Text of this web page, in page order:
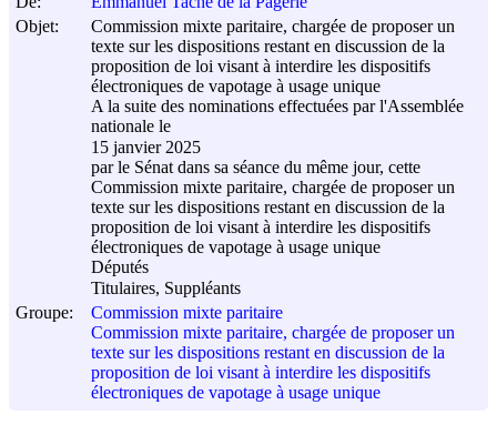
Objet:
Commission mixte paritaire, chargée de proposer un
texte sur les dispositions restant en discussion de la
proposition de loi visant à interdire les dispositifs
électroniques de vapotage à usage unique
A la suite des nominations effectuées par l'Assemblée
nationale le
15 janvier 2025
par le Sénat dans sa séance du même jour, cette
Commission mixte paritaire, chargée de proposer un
texte sur les dispositions restant en discussion de la
proposition de loi visant à interdire les dispositifs
électroniques de vapotage à usage unique
Députés
Titulaires, Suppléants
Groupe:
Commission mixte paritaire
Commission mixte paritaire, chargée de proposer un
texte sur les dispositions restant en discussion de la
proposition de loi visant à interdire les dispositifs
électroniques de vapotage à usage unique